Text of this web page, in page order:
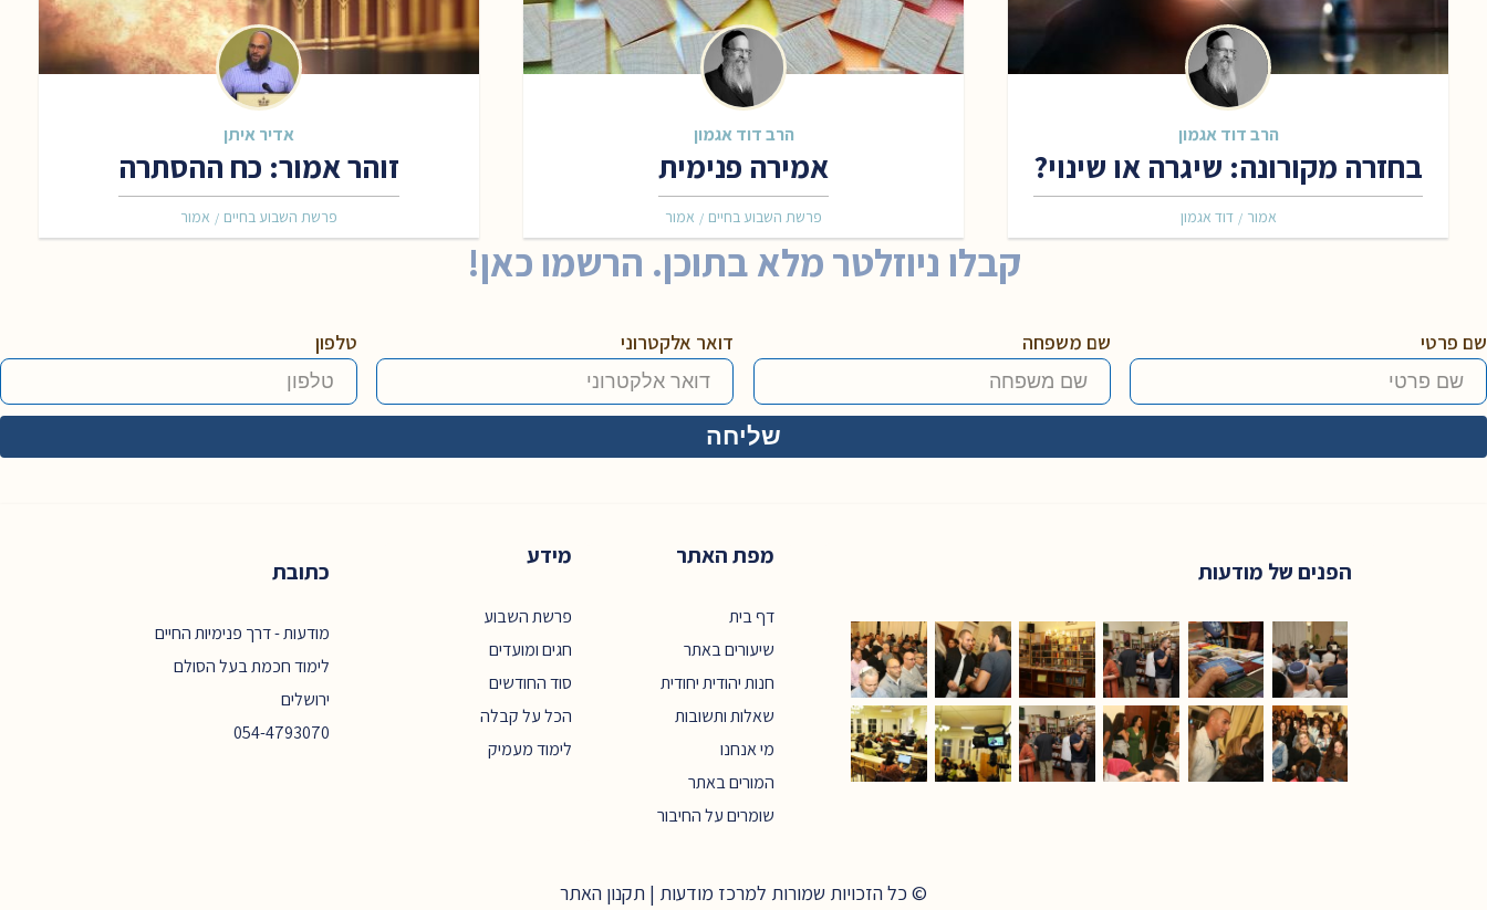
הרב דוד אגמון
בחזרה מקורונה: שיגרה או שינוי?
אמור / דוד אגמון
הרב דוד אגמון
אמירה פנימית
פרשת השבוע בחיים / אמור
אדיר איתן
זוהר אמור: כח ההסתרה
פרשת השבוע בחיים / אמור
קבלו ניוזלטר מלא בתוכן. הרשמו כאן!
שם פרטי שם משפחה דואר אלקטרוני טלפון
כתובת
מודעות - דרך פנימיות החיים
לימוד חכמת בעל הסולם
ירושלים
054-4793070
מפת האתר
דף בית
שיעורים באתר
חנות יהודית יחודית
שאלות ותשובות
מי אנחנו
המורים באתר
שומרים על החיבור
מידע
פרשת השבוע
חגים ומועדים
סוד החודשים
הכל על קבלה
לימוד מעמיק
הפנים של מודעות
© כל הזכויות שמורות למרכז מודעות | תקנון האתר